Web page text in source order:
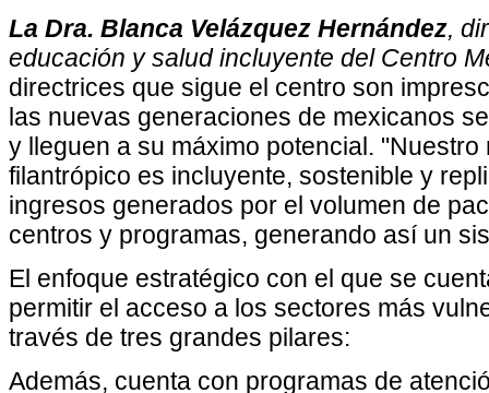
La Dra. Blanca Velázquez Hernández,
educación y salud incluyente del Centro
directrices que sigue el centro son
las nuevas generaciones de mexicanos
y lleguen a su máximo potencial.
filantrópico es incluyente, sostenible y
ingresos generados por el volumen de
centros y programas, generando así un
El enfoque estratégico con el que se
permitir el acceso a los sectores más
través de tres grandes pilares:
Además, cuenta con programas de